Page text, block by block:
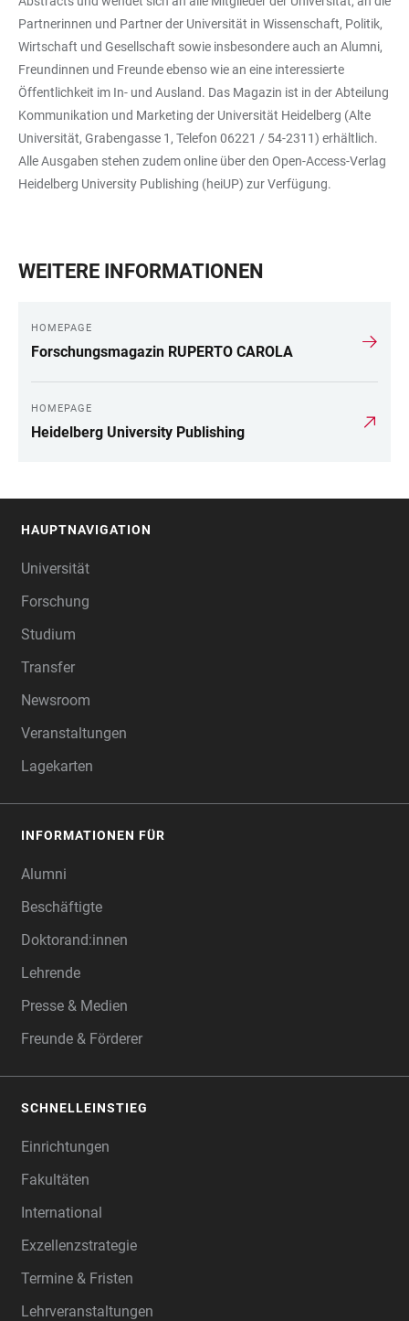
Partnerinnen und Partner der Universität in Wissenschaft, Politik,
Wirtschaft und Gesellschaft sowie insbesondere auch an Alumni,
Freundinnen und Freunde ebenso wie an eine interessierte
Öffentlichkeit im In- und Ausland. Das Magazin ist in der Abteilung
Kommunikation und Marketing der Universität Heidelberg (Alte
Universität, Grabengasse 1, Telefon 06221 / 54-2311) erhältlich.
Alle Ausgaben stehen zudem online über den Open-Access-Verlag
Heidelberg University Publishing (heiUP) zur Verfügung.
WEITERE INFORMATIONEN
HOMEPAGE
Forschungsmagazin RUPERTO CAROLA
HOMEPAGE
Heidelberg University Publishing
HAUPTNAVIGATION
Universität
Forschung
Studium
Transfer
Newsroom
Veranstaltungen
Lagekarten
INFORMATIONEN FÜR
Alumni
Beschäftigte
Doktorand:innen
Lehrende
Presse & Medien
Freunde & Förderer
SCHNELLEINSTIEG
Einrichtungen
Fakultäten
International
Exzellenzstrategie
Termine & Fristen
Lehrveranstaltungen